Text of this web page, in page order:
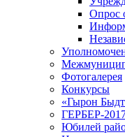
Опрос
Фотогалерея
Конкурсы
«Гырон
ГЕРБЕР-
Юбилей